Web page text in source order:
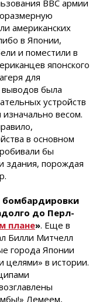
ВВС армии
американских
в Японии,
и поместили в
японского
для
была
устройств
весом.
в основном
бы
здания, порождая
бомбардировки
до Перл-
плане». Еще в
Билли Митчелл
города Японии
в истории.
Лемеем,